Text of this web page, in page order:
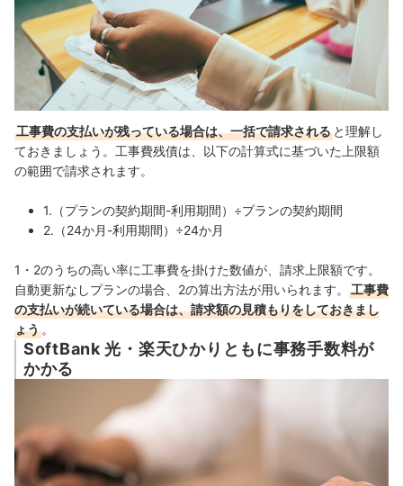
工事費の支払いが残っている場合は、一括で請求される と理解し
ておきましょう。工事費残債は、以下の計算式に基づいた上限額
の範囲で請求されます。
1.（プランの契約期間-利用期間）÷プランの契約期間
2.（24か月-利用期間）÷24か月
1・2のうちの高い率に工事費を掛けた数値が、請求上限額です。
自動更新なしプランの場合、2の算出方法が用いられます。
工事費
の支払いが続いている場合は、請求額の見積もりをしておきまし
ょう 。
SoftBank 光・楽天ひかりともに事務手数料が
かかる